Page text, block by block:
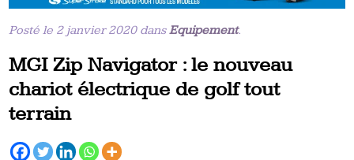
Posté le 2 janvier 2020 dansEquipement.
MGI Zip Navigator : le nouveau
chariot électrique de golf tout
terrain